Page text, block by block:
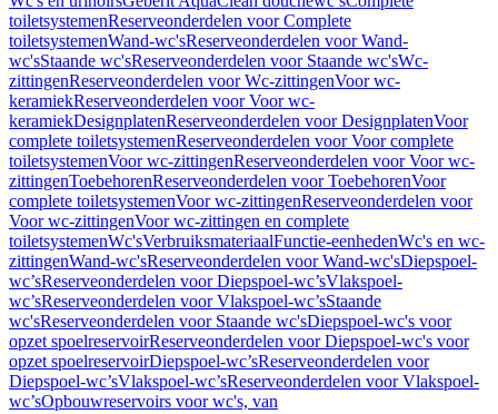
toiletsystemenReserveonderdelen voor Complete
toiletsystemenWand-wc'sReserveonderdelen voor Wand-
wc'sStaande wc'sReserveonderdelen voor Staande wc'sWc-
zittingenReserveonderdelen voor Wc-zittingenVoor wc-
keramiekReserveonderdelen voor Voor wc-
keramiekDesignplatenReserveonderdelen voor DesignplatenVoor
complete toiletsystemenReserveonderdelen voor Voor complete
toiletsystemenVoor wc-zittingenReserveonderdelen voor Voor wc-
zittingenToebehorenReserveonderdelen voor ToebehorenVoor
complete toiletsystemenVoor wc-zittingenReserveonderdelen voor
Voor wc-zittingenVoor wc-zittingen en complete
toiletsystemenWc'sVerbruiksmateriaalFunctie-eenhedenWc's en wc-
zittingenWand-wc'sReserveonderdelen voor Wand-wc'sDiepspoel-
wc’sReserveonderdelen voor Diepspoel-wc’sVlakspoel-
wc’sReserveonderdelen voor Vlakspoel-wc’sStaande
wc'sReserveonderdelen voor Staande wc'sDiepspoel-wc's voor
opzet spoelreservoirReserveonderdelen voor Diepspoel-wc's voor
opzet spoelreservoirDiepspoel-wc’sReserveonderdelen voor
Diepspoel-wc’sVlakspoel-wc’sReserveonderdelen voor Vlakspoel-
wc’sOpbouwreservoirs voor wc's, van